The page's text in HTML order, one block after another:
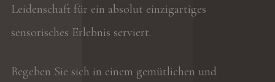
Leidenschaft für ein absolut einzigartiges
sensorisches Erlebnis serviert.
Begeben Sie sich in einem gemütlichen und